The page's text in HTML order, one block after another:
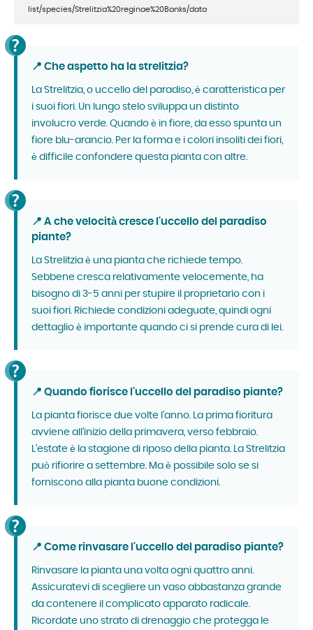
list/species/Strelitzia%20reginae%20Banks/data
📍 Che aspetto ha la strelitzia?
La Strelitzia, o uccello del paradiso, è caratteristica per
i suoi fiori. Un lungo stelo sviluppa un distinto
involucro verde. Quando è in fiore, da esso spunta un
fiore blu-arancio. Per la forma e i colori insoliti dei fiori,
è difficile confondere questa pianta con altre.
📍 A che velocità cresce l'uccello del paradiso
piante?
La Strelitzia è una pianta che richiede tempo.
Sebbene cresca relativamente velocemente, ha
bisogno di 3-5 anni per stupire il proprietario con i
suoi fiori. Richiede condizioni adeguate, quindi ogni
dettaglio è importante quando ci si prende cura di lei.
📍 Quando fiorisce l'uccello del paradiso piante?
La pianta fiorisce due volte l'anno. La prima fioritura
avviene all'inizio della primavera, verso febbraio.
L'estate è la stagione di riposo della pianta. La Strelitzia
può rifiorire a settembre. Ma è possibile solo se si
forniscono alla pianta buone condizioni.
📍 Come rinvasare l'uccello del paradiso piante?
Rinvasare la pianta una volta ogni quattro anni.
Assicuratevi di scegliere un vaso abbastanza grande
da contenere il complicato apparato radicale.
Ricordate uno strato di drenaggio che protegga le